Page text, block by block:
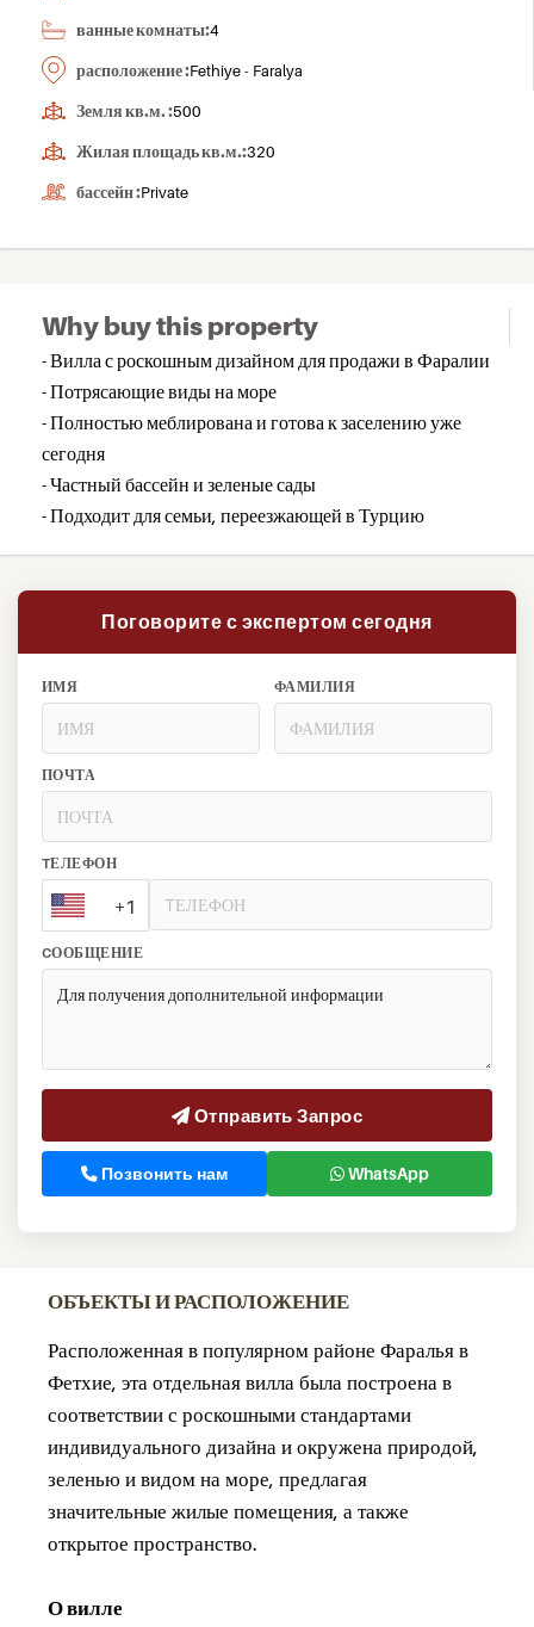
ванные комнаты:4
расположение :Fethiye - Faralya
Земля кв.м. :500
Жилая площадь кв.м.:320
бассейн :Private
Why buy this property
- Вилла с роскошным дизайном для продажи в Фаралии
- Потрясающие виды на море
- Полностью меблирована и готова к заселению уже
сегодня
- Частный бассейн и зеленые сады
- Подходит для семьи, переезжающей в Турцию
Поговорите с экспертом сегодня
ИМЯ ФАМИЛИЯ
ПОЧТА
TЕЛЕФОН
+1
CООБЩЕНИЕ
Отправить Запрос
Позвонить нам WhatsApp
ОБЪЕКТЫ И РАСПОЛОЖЕНИЕ
Расположенная в популярном районе Фаралья в
Фетхие, эта отдельная вилла была построена в
соответствии с роскошными стандартами
индивидуального дизайна и окружена природой,
зеленью и видом на море, предлагая
значительные жилые помещения, а также
открытое пространство.
О вилле